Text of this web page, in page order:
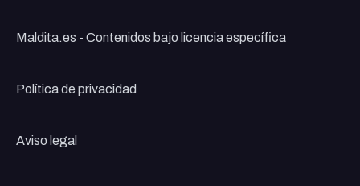
Maldita.es - Contenidos bajo licencia específica
Política de privacidad
Aviso legal